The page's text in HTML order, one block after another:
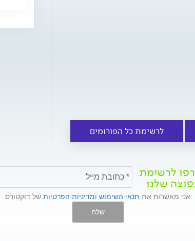
לרשימת כל הפורומים
לרשימת
שלנו
אני מאשר/ת את תנאי השימוש ומדיניות הפרטיות של דוקטורס
שלח